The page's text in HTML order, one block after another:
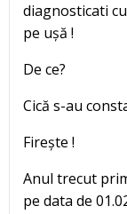
diagnosticati
pe ușă !
De ce?
Cică s-au
Firește !
Anul trecut
pe data de